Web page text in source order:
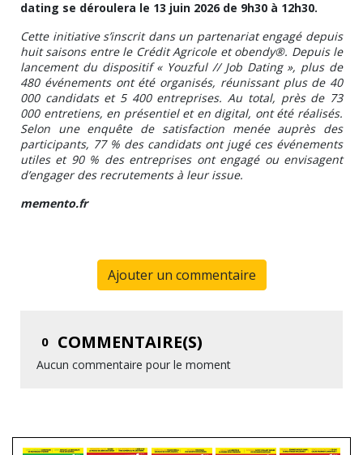
dating se déroulera le 13 juin 2026 de 9h30 à 12h30.
Cette initiative s’inscrit dans un partenariat engagé depuis
huit saisons entre le Crédit Agricole et obendy®. Depuis le
lancement du dispositif « Youzful // Job Dating », plus de
480 événements ont été organisés, réunissant plus de 40
000 candidats et 5 400 entreprises. Au total, près de 73
000 entretiens, en présentiel et en digital, ont été réalisés.
Selon une enquête de satisfaction menée auprès des
participants, 77 % des candidats ont jugé ces événements
utiles et 90 % des entreprises ont engagé ou envisagent
d’engager des recrutements à leur issue.
memento.fr
Ajouter un commentaire
0 COMMENTAIRE(S)
Aucun commentaire pour le moment